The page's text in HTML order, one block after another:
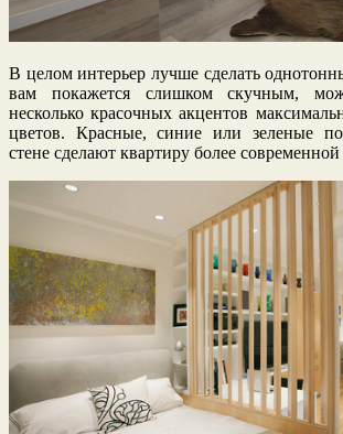
В целом интерьер лучше сделать
вам покажется слишком скучным,
несколько красочных акцентов
цветов. Красные, синие или зеленые
стене сделают квартиру более